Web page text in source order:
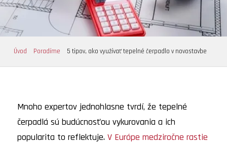
Úvod Poradíme 5 tipov, ako využívať tepelné čerpadlo v novostavbe
Mnoho expertov jednohlasne tvrdí, že tepelné
čerpadlá sú budúcnosťou vykurovania a ich
popularita to reflektuje. V Európe medziročne rastie